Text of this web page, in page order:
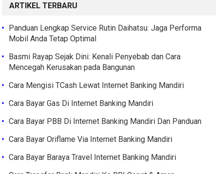
ARTIKEL TERBARU
Panduan Lengkap Service Rutin Daihatsu: Jaga Performa
Mobil Anda Tetap Optimal
Basmi Rayap Sejak Dini: Kenali Penyebab dan Cara
Mencegah Kerusakan pada Bangunan
Cara Mengisi TCash Lewat Internet Banking Mandiri
Cara Bayar Gas Di Internet Banking Mandiri
Cara Bayar PBB Di Internet Banking Mandiri Dan Panduan
Cara Bayar Oriflame Via Internet Banking Mandiri
Cara Bayar Baraya Travel Internet Banking Mandiri